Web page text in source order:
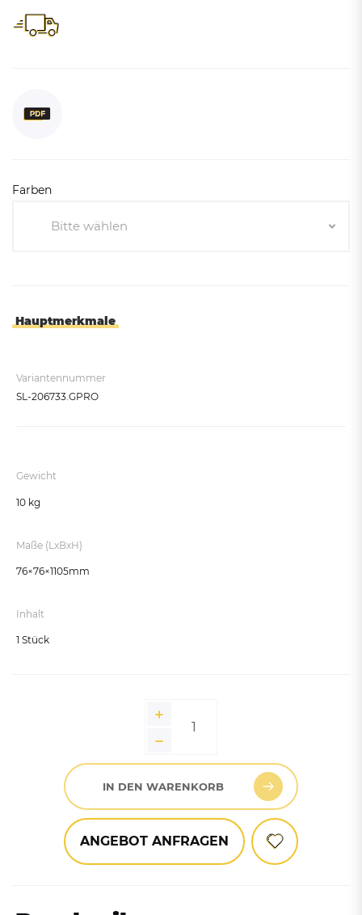
Farben
Bitte wählen
Pro-Grau
Enzianblau RAL 5010
Schokoladenbraun RAL 8017
Hauptmerkmale
Variantennummer
SL-206733.GPRO
Gewicht
10 kg
Maße (LxBxH)
76×76×1105mm
Inhalt
1 Stück
IN DEN WARENKORB
ANGEBOT ANFRAGEN